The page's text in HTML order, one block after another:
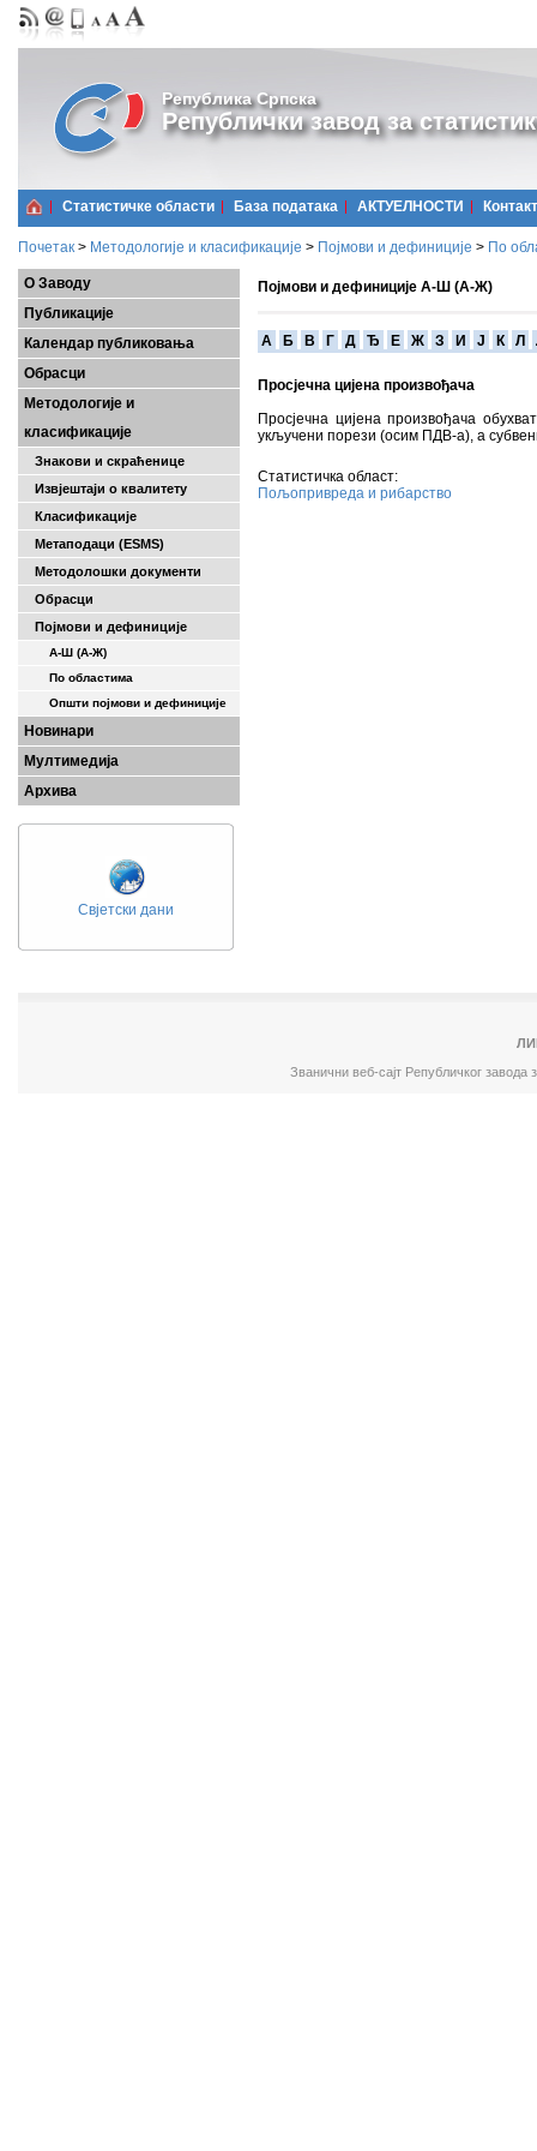
Република Српска
Републички завод за
Статистичке области Базa података АКТУЕЛНОСТИ Контакт
Почетак > Методологије и класификације > Појмови и дефиниције > По
О Заводу
Публикације
Календар публиковања
Обрасци
Методологије и
класификације
Знакови и скраћенице
Извјештаји о квалитету
Класификације
Метаподаци (ESMS)
Методолошки документи
Обрасци
Појмови и дефиниције
А-Ш (A-Ж)
По областима
Општи појмови и дефиниције
Новинари
Мултимедија
Архива
Свјетски дани
Појмови и дефиниције А-Ш (А-Ж)
A Б В Г Д Ђ Е Ж З И Ј К Л
Просјечна цијена произвођача
Просјечна цијена произвођача
укључени порези (осим ПДВ-а), а
Статистичка област:
Пољопривреда и рибарство
Званични веб-сајт Републичког